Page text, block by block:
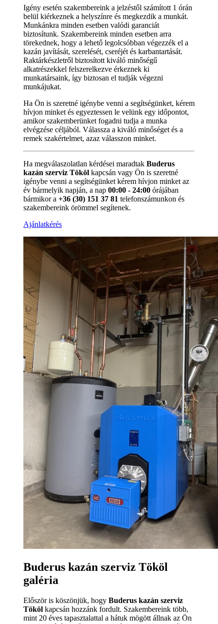
Igény esetén szakembereink a jelzéstől számított 1 órán
belül kiérkeznek a helyszínre és megkezdik a munkát.
Munkánkra minden esetben valódi garanciát
biztosítunk. Szakembereink minden esetben arra
törekednek, hogy a lehető legolcsóbban végezzék el a
kazán javítását, szerelését, cseréjét és karbantartását.
Raktárkészletről biztosított kiváló minőségű
alkatrészekkel felszerelkezve érkeznek ki
munkatársaink, így biztosan el tudják végezni
munkájukat.
Ha Ön is szeretné igénybe venni a segítségünket, kérem
hívjon minket és egyeztessen le velünk egy időpontot,
amikor szakemberünket fogadni tudja a munka
elvégzése céljából. Válassza a kiváló minőséget és a
remek szakértelmet, azaz válasszon minket.
Ha megválaszolatlan kérdései maradtak Buderus
kazán szerviz Tököl kapcsán vagy Ön is szeretné
igénybe venni a segítségünket kérem hívjon minket az
év bármelyik napján, a nap 00:00 - 24:00 órájában
bármikor a +36 (30) 151 37 81 telefonszámunkon és
szakembereink örömmel segítenek.
Ajánlatkérés
Buderus kazán szerviz Tököl
galéria
Először is köszönjük, hogy Buderus kazán szerviz
Tököl kapcsán hozzánk fordult. Szakembereink több,
mint 20 éves tapasztalattal a hátuk mögött állnak az Ön